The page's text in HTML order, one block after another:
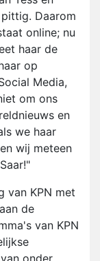
Daarom
online; nu
haar de
op
Media,
om ons
en
we haar
wij meteen
van KPN met
de
van KPN